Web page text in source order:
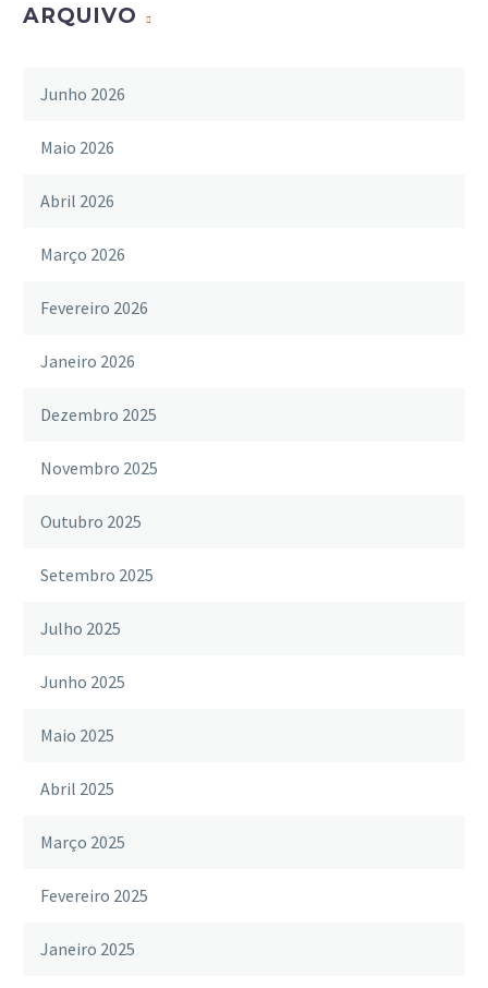
ARQUIVO
Junho 2026
Maio 2026
Abril 2026
Março 2026
Fevereiro 2026
Janeiro 2026
Dezembro 2025
Novembro 2025
Outubro 2025
Setembro 2025
Julho 2025
Junho 2025
Maio 2025
Abril 2025
Março 2025
Fevereiro 2025
Janeiro 2025